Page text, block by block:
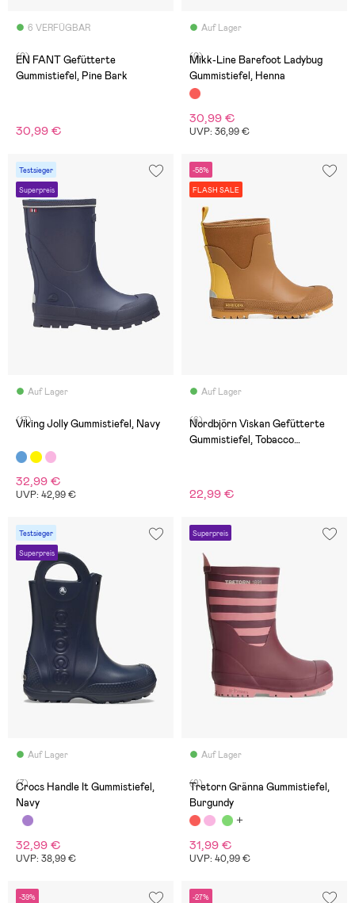
6 VERFÜGBAR
(0)
EN FANT Gefütterte
Gummistiefel, Pine Bark
30,99 €
Auf Lager
(0)
Mikk-Line Barefoot Ladybug
Gummistiefel, Henna
30,99 €
UVP: 36,99 €
Testsieger
Superpreis
Auf Lager
(17)
Viking Jolly Gummistiefel, Navy
32,99 €
UVP: 42,99 €
-58%
FLASH SALE
Auf Lager
(6)
Nordbjörn Viskan Gefütterte
Gummistiefel, Tobacco
22,99 €
Testsieger
Superpreis
Auf Lager
(7)
Crocs Handle It Gummistiefel,
Navy
32,99 €
UVP: 38,99 €
Superpreis
Auf Lager
(9)
Tretorn Gränna Gummistiefel,
Burgundy
31,99 €
UVP: 40,99 €
-39% -27%